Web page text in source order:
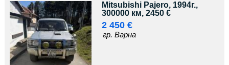
Mitsubishi Pajero, 1994г.,
300000 км, 2450 €
2 450 €
гр. Варна